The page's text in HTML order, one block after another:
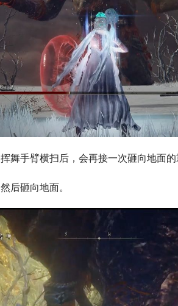
舞手臂横扫后，会再接一次砸向地面的
后砸向地面。